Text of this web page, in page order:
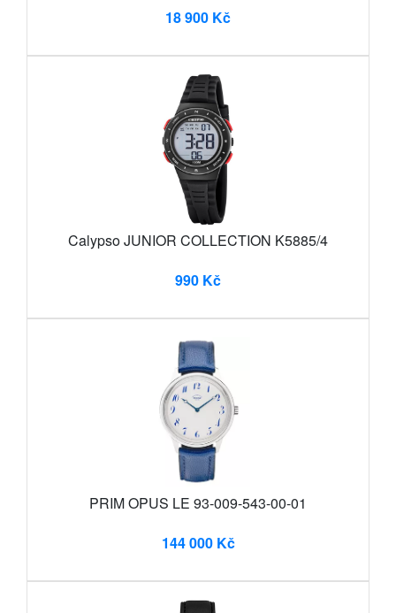
18 900 Kč
Calypso JUNIOR COLLECTION K5885/4
990 Kč
PRIM OPUS LE 93-009-543-00-01
144 000 Kč